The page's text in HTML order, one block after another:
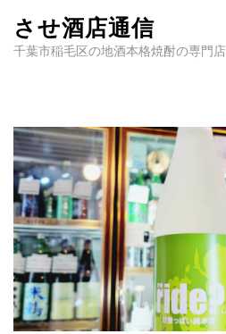
させ酒店通信
千葉市稲毛区の地酒本格焼酎の専門店